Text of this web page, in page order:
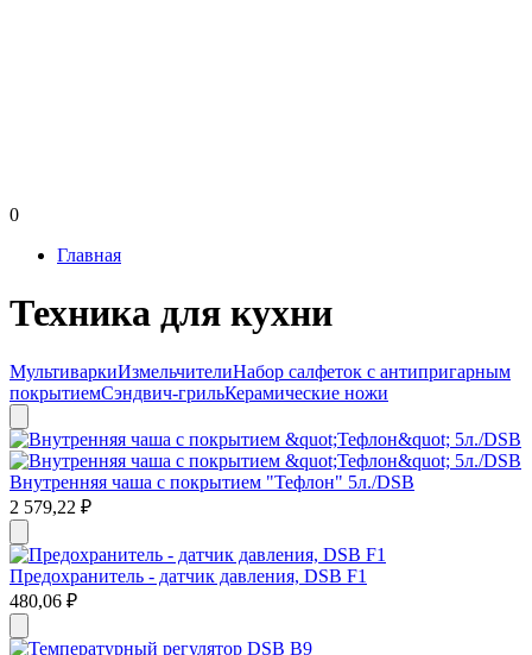
0
Главная
Техника для кухни
МультиваркиИзмельчителиНабор салфеток с антипригарным
покрытиемСэндвич-грильКерамические ножи
Внутренняя чаша с покрытием "Тефлон" 5л./DSB
2 579,22 ₽
Предохранитель - датчик давления, DSB F1
480,06 ₽